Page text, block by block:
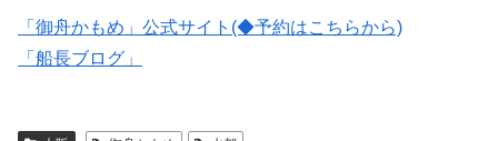
「御舟かもめ」公式サイト(◆予約はこちらから)
「船長ブログ」